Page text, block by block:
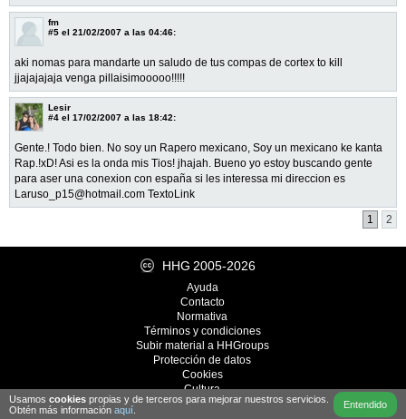
fm
#5 el 21/02/2007 a las 04:46:
aki nomas para mandarte un saludo de tus compas de cortex to kill
jjajajajaja venga pillaisimooooo!!!!!
Lesir
#4 el 17/02/2007 a las 18:42:
Gente.! Todo bien. No soy un Rapero mexicano, Soy un mexicano ke kanta
Rap.!xD! Asi es la onda mis Tios! jhajah. Bueno yo estoy buscando gente
para aser una conexion con españa si les interessa mi direccion es
Laruso_p15@hotmail.com TextoLink
1
2
HHG 2005-2026
Ayuda
Contacto
Normativa
Términos y condiciones
Subir material a HHGroups
Protección de datos
Cookies
Cultura
DesarrolloiRealWorks
Usamos cookies propias y de terceros para mejorar nuestros servicios.
Obtén más información aquí Entendido